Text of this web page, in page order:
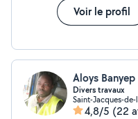
Voir le profil
Aloys Banyep
Divers travaux
Saint-Jacques-
4,8/5 (22